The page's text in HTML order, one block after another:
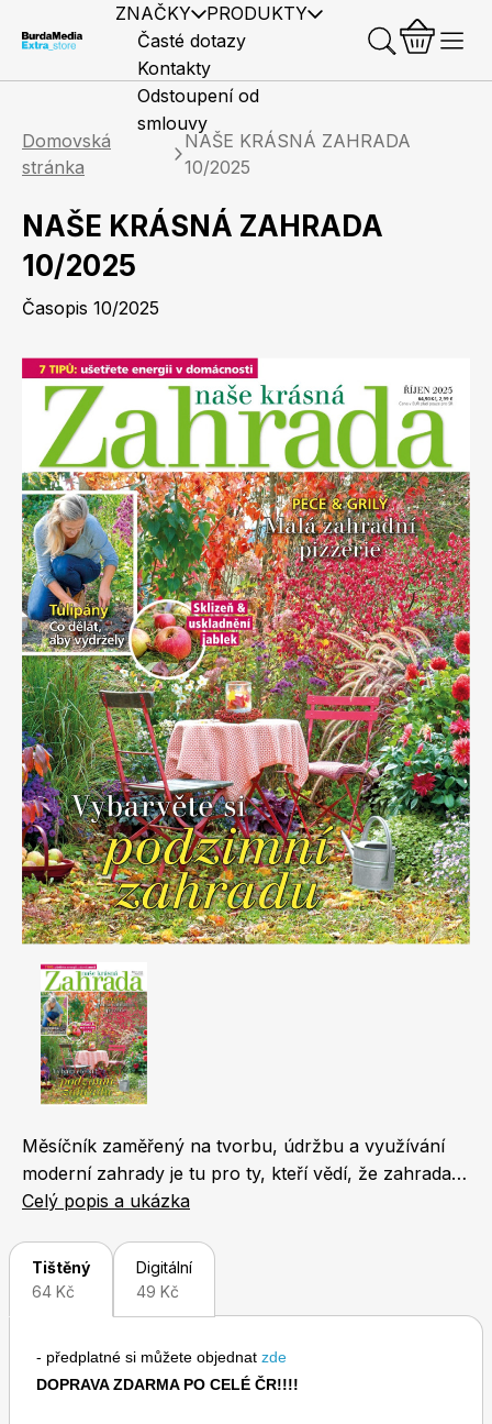
ZNAČKY PRODUKTY
Elle
Marianne
Apetit
Svět ženy
Elle Decoration
Marianne Bydlení
Marianne Venkov & styl
Naše krásná zahrada
Chip
Sudoku a křížovky Burda Best of Plus
Předplatné časopisů
Knihy Merch
Časté dotazy
Kontakty
Odstoupení od
smlouvy
Domovská
stránka
NAŠE KRÁSNÁ ZAHRADA
10/2025
NAŠE KRÁSNÁ ZAHRADA
10/2025
Časopis 10/2025
Měsíčník zaměřený na tvorbu, údržbu a využívání
moderní zahrady je tu pro ty, kteří vědí, že zahrada je
a má být potěšením! Časopis přináší 68 stran
fotografií z nejhezčích zahrad. V jednotlivých
rubrikách se věnujeme okrasné zahradě a
balkonovým a pokojovým květinám, ale také
zahradě.
Celý popis a ukázka
Tištěný
64 Kč
Digitální
49 Kč
- předplatné si můžete objednat zde
DOPRAVA ZDARMA PO CELÉ ČR!!!!